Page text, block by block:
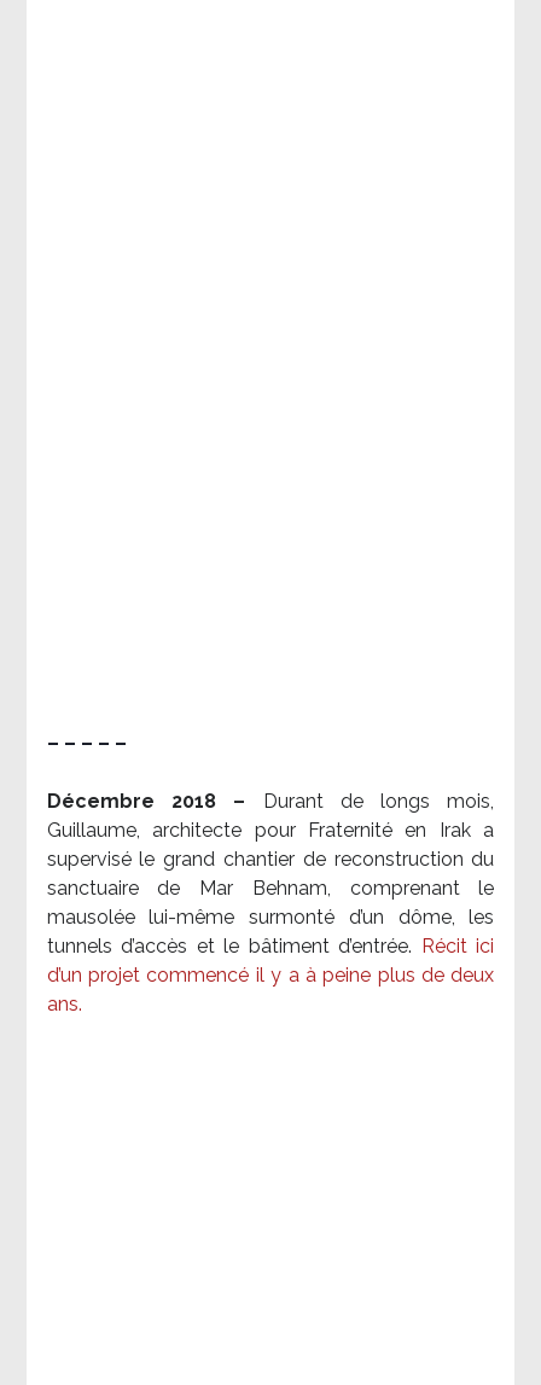
– – – – –
Décembre 2018 –
Durant de longs mois,
Guillaume, architecte pour Fraternité en Irak a
supervisé le grand chantier de reconstruction du
sanctuaire de Mar Behnam, comprenant le
mausolée lui-même surmonté d’un dôme, les
tunnels d’accès et le bâtiment d’entrée.
Récit ici
d’un projet commencé il y a à peine plus de deux
ans.